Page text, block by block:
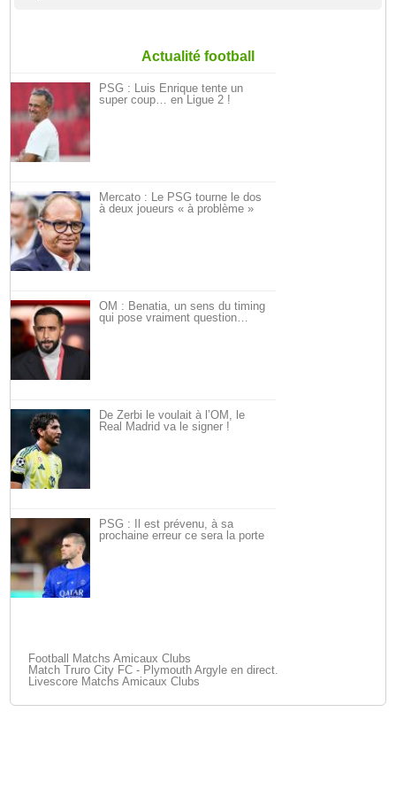
Actualité football
PSG : Luis Enrique tente un
super coup… en Ligue 2 !
Mercato : Le PSG tourne le dos
à deux joueurs « à problème »
OM : Benatia, un sens du timing
qui pose vraiment question…
De Zerbi le voulait à l’OM, le
Real Madrid va le signer !
PSG : Il est prévenu, à sa
prochaine erreur ce sera la porte
Football Matchs Amicaux Clubs
Match Truro City FC - Plymouth Argyle en direct.
Livescore Matchs Amicaux Clubs